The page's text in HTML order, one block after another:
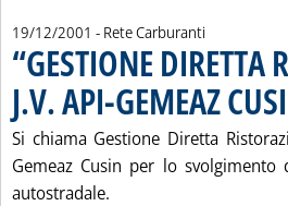
19/12/2001 - Rete Carburanti
“GESTIONE DIRETTA
J.V. API-GEMEAZ
Si chiama Gestione Diretta
Gemeaz Cusin per lo
autostradale.